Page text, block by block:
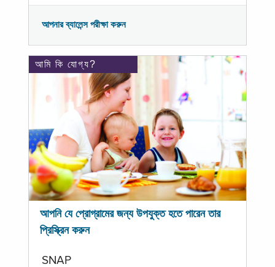
আপনার ব্যালেন্স পরীক্ষা করুন
আমি কি যোগ্য?
আপনি যে প্রোগ্রামের জন্য উপযুক্ত হতে পারেন তার
প্রিস্ক্রিন করুন
SNAP